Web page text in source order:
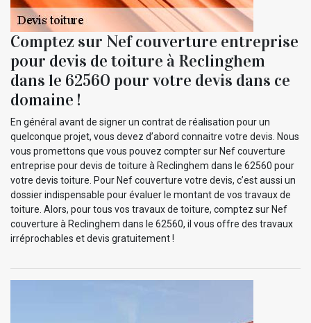
Comptez sur Nef couverture entreprise
pour devis de toiture à Reclinghem
dans le 62560 pour votre devis dans ce
domaine !
En général avant de signer un contrat de réalisation pour un
quelconque projet, vous devez d’abord connaitre votre devis. Nous
vous promettons que vous pouvez compter sur Nef couverture
entreprise pour devis de toiture à Reclinghem dans le 62560 pour
votre devis toiture. Pour Nef couverture votre devis, c’est aussi un
dossier indispensable pour évaluer le montant de vos travaux de
toiture. Alors, pour tous vos travaux de toiture, comptez sur Nef
couverture à Reclinghem dans le 62560, il vous offre des travaux
irréprochables et devis gratuitement !